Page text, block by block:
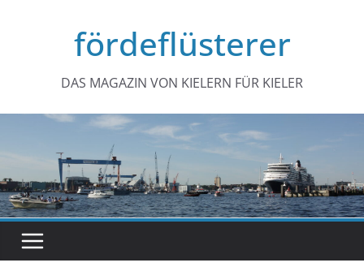
fördeflüsterer
DAS MAGAZIN VON KIELERN FÜR KIELER